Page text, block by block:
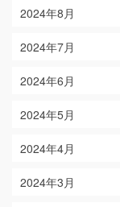
2024年8月
2024年7月
2024年6月
2024年5月
2024年4月
2024年3月